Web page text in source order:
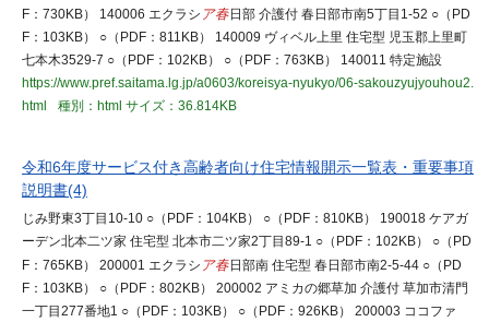
F：730KB） 140006 エクラシ ア春日部 介護付 春日部市南5丁目1-52 ○（PD
F：103KB） ○（PDF：811KB） 140009 ヴィベル上里 住宅型 児玉郡上里町
七本木3529-7 ○（PDF：102KB） ○（PDF：763KB） 140011 特定施設
https://www.pref.saitama.lg.jp/a0603/koreisya-nyukyo/06-sakouzyujyouhou2.
html
種別：html サイズ：36.814KB
令和6年度サービス付き高齢者向け住宅情報開示一覧表・重要事項
説明書(4)
じみ野東3丁目10-10 ○（PDF：104KB） ○（PDF：810KB） 190018 ケアガ
ーデン北本二ツ家 住宅型 北本市二ツ家2丁目89-1 ○（PDF：102KB） ○（PD
F：765KB） 200001 エクラシ ア春日部南 住宅型 春日部市南2-5-44 ○（PD
F：103KB） ○（PDF：802KB） 200002 アミカの郷草加 介護付 草加市清門
一丁目277番地1 ○（PDF：103KB） ○（PDF：926KB） 200003 ココファ